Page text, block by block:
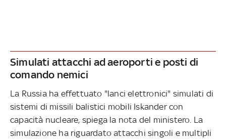
Simulati attacchi ad aeroporti e posti di
comando nemici
La Russia ha effettuato "lanci elettronici" simulati di
sistemi di missili balistici mobili Iskander con
capacità nucleare, spiega la nota del ministero. La
simulazione ha riguardato attacchi singoli e multipli